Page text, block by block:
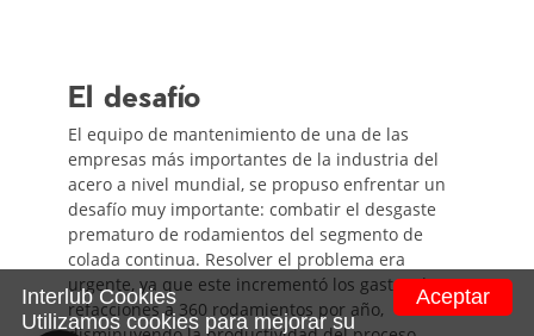
El desafío
El equipo de mantenimiento de una de las
empresas más importantes de la industria del
acero a nivel mundial, se propuso enfrentar un
desafío muy importante: combatir el desgaste
prematuro de rodamientos del segmento de
colada continua. Resolver el problema era
urgente, ya que este incrementó los gastos de
refacciones a 360 rodamientos por año,
Aceptar
Interlub Cookies
Utilizamos cookies para mejorar su